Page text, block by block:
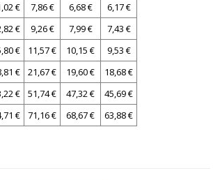
€ 7,86 € 6,68 €
6,17 €
€ 9,26 € 7,99 €
7,43 €
€ 11,57 € 10,15 €
9,53 €
€ 21,67 € 19,60 €
18,68 €
€ 51,74 € 47,32 €
45,69 €
€ 71,16 € 68,67 € 63,88 €